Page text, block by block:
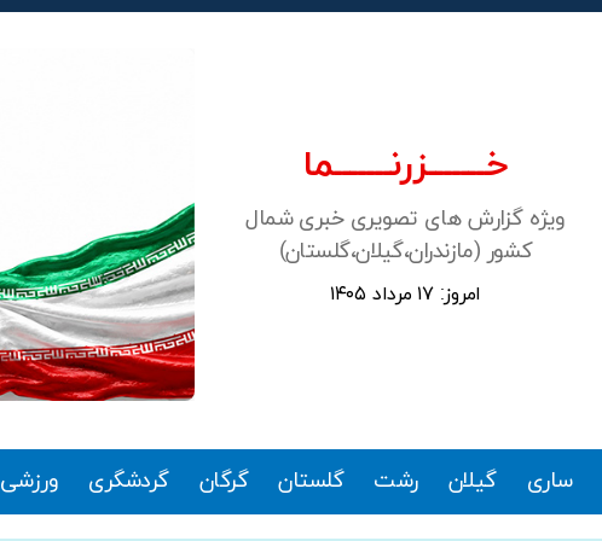
خـــــــزرنـــــــما
ویژه گزارش های تصویری خبری شمال
کشور (مازندران،گیلان،گلستان)
امروز: ۱۷ مرداد ۱۴۰۵
ساری گیلان رشت گلستان گرگان گردشگری ورزشی